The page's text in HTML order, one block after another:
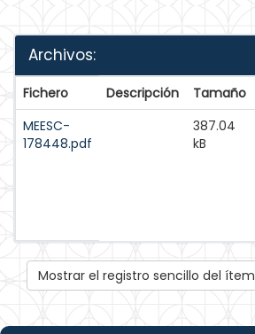
Archivos:
Fichero Descripción Tamaño
MEESC-
178448.pdf
387.04
kB
Mostrar el registro sencillo del ítem